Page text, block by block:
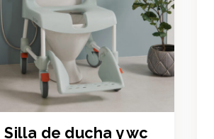
Silla de ducha y wc